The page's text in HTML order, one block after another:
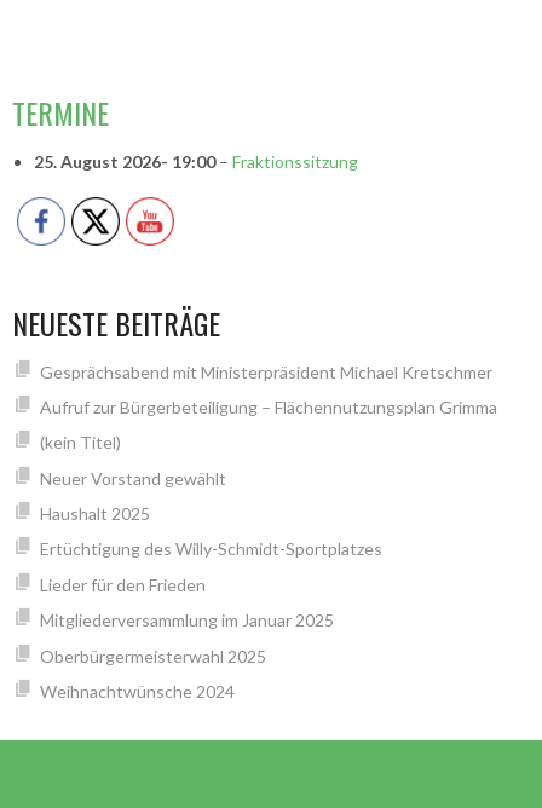
TERMINE
25. August 2026- 19:00– Fraktionssitzung
NEUESTE BEITRÄGE
Gesprächsabend mit Ministerpräsident Michael Kretschmer
Aufruf zur Bürgerbeteiligung – Flächennutzungsplan Grimma
(kein Titel)
Neuer Vorstand gewählt
Haushalt 2025
Ertüchtigung des Willy-Schmidt-Sportplatzes
Lieder für den Frieden
Mitgliederversammlung im Januar 2025
Oberbürgermeisterwahl 2025
Weihnachtwünsche 2024